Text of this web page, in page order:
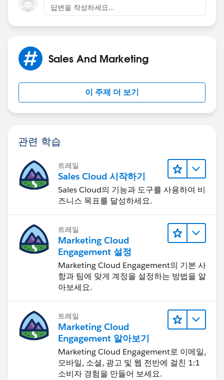
답변을 작성하세요...
Sales And Marketing
이 주제 더 보기
관련 학습
트레일
Sales Cloud 시작하기
Sales Cloud의 기능과 도구를 사용하여 비
즈니스 목표를 달성하세요.
트레일
Marketing Cloud
Engagement 설정
Marketing Cloud Engagement의 기본 사
항과 팀에 맞게 계정을 설정하는 방법을 알
아보세요.
트레일
Marketing Cloud
Engagement 알아보기
Marketing Cloud Engagement로 이메일,
모바일, 소셜, 광고 및 웹 전반에 걸친 1:1
소비자 경험을 만들어 보세요.